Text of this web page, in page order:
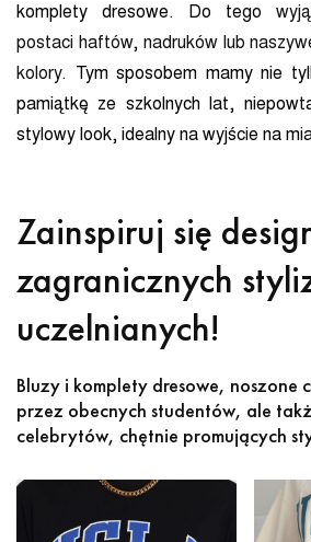
komplety dresowe. Do tego
postaci haftów, nadruków lub
kolory. Tym sposobem mamy nie
pamiątkę ze szkolnych lat,
stylowy look, idealny na wyjście na
Zainspiruj się
zagranicznych
uczelnianych!
Bluzy i komplety dresowe, noszone
przez obecnych studentów, ale
celebrytów, chętnie promujących